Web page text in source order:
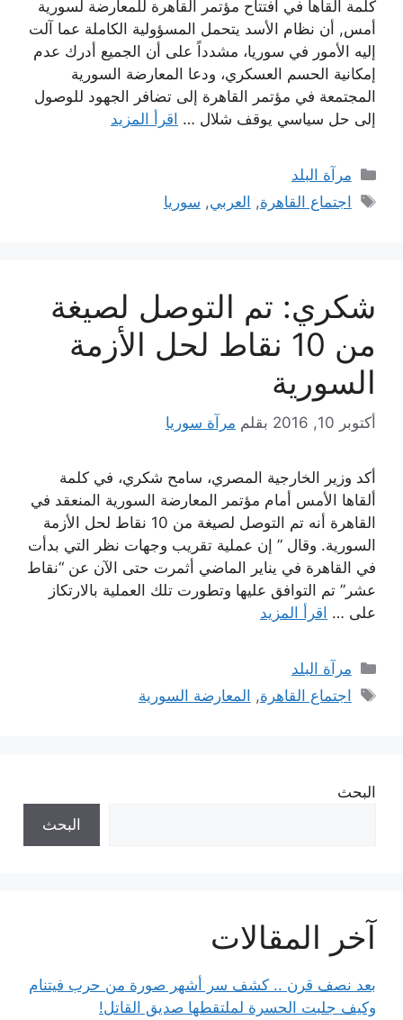
كلمة ألقاها في افتتاح مؤتمر القاهرة للمعارضة لسورية
أمس, أن نظام الأسد يتحمل المسؤولية الكاملة عما آلت
إليه الأمور في سوريا، مشدداً على أن الجميع أدرك عدم
إمكانية الحسم العسكري، ودعا المعارضة السورية
المجتمعة في مؤتمر القاهرة إلى تضافر الجهود للوصول
إلى حل سياسي يوقف شلال … اقرأ المزيد
التصنيفات
مرآة البلد
الوسوم
اجتماع القاهرة, العربي, سوريا
شكري: تم التوصل لصيغة
من 10 نقاط لحل الأزمة
السورية
أكتوبر 10, 2016 بقلم مرآة سوريا
أكد وزير الخارجية المصري، سامح شكري، في كلمة
ألقاها الأمس أمام مؤتمر المعارضة السورية المنعقد في
القاهرة أنه تم التوصل لصيغة من 10 نقاط لحل الأزمة
السورية. وقال ” إن عملية تقريب وجهات نظر التي بدأت
في القاهرة في يناير الماضي أثمرت حتى الآن عن “نقاط
عشر” تم التوافق عليها وتطورت تلك العملية بالارتكاز
على … اقرأ المزيد
التصنيفات
مرآة البلد
الوسوم
اجتماع القاهرة, المعارضة السورية
البحث
البحث
آخر المقالات
بعد نصف قرن .. كشف سر أشهر صورة من حرب فيتنام
وكيف جلبت الحسرة لملتقطها صديق القاتل!